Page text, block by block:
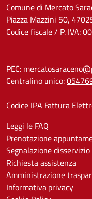
Comune di Mercato
Piazza Mazzini 50,
Codice fiscale / P. IVA:
PEC:
Centralino unico:
Codice IPA Fattura
Leggi le FAQ
Prenotazione
Segnalazione disservizio
Richiesta assistenza
Amministrazione
Informativa privacy